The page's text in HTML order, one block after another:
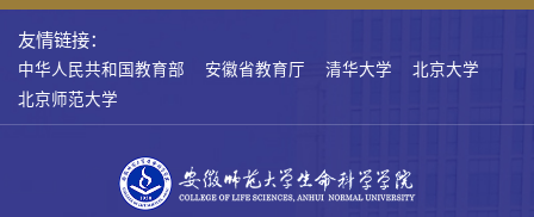
友情链接：
中华人民共和国教育部 安徽省教育厅 清华大学
北京大学
北京师范大学